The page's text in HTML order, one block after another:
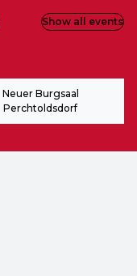
Neuer Burgsaal
Perchtoldsdorf
Show all events